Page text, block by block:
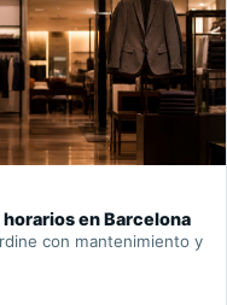
en Barcelona
con mantenimiento y